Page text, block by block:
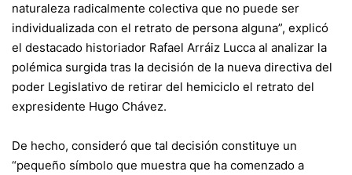
naturaleza radicalmente colectiva que no puede ser
individualizada con el retrato de persona alguna”, explicó
el destacado historiador Rafael Arráiz Lucca al analizar la
polémica surgida tras la decisión de la nueva directiva del
poder Legislativo de retirar del hemiciclo el retrato del
expresidente Hugo Chávez.
De hecho, consideró que tal decisión constituye un
“pequeño símbolo que muestra que ha comenzado a